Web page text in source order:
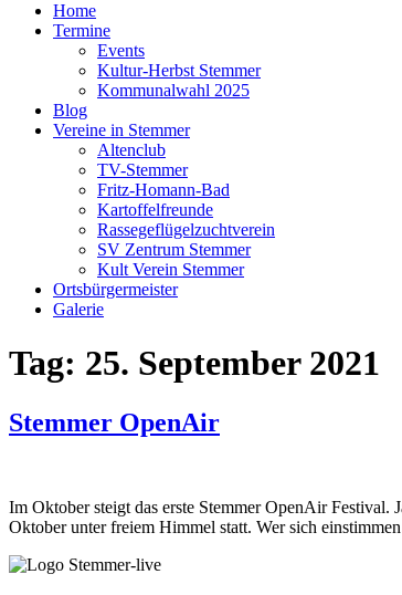
Home
Termine
Events
Kultur-Herbst Stemmer
Kommunalwahl 2025
Blog
Vereine in Stemmer
Altenclub
TV-Stemmer
Fritz-Homann-Bad
Kartoffelfreunde
Rassegeflügelzuchtverein
SV Zentrum Stemmer
Kult Verein Stemmer
Ortsbürgermeister
Galerie
Tag: 25. September 2021
Stemmer OpenAir
Im Oktober steigt das erste Stemmer OpenAir Festival.
Oktober unter freiem Himmel statt. Wer sich